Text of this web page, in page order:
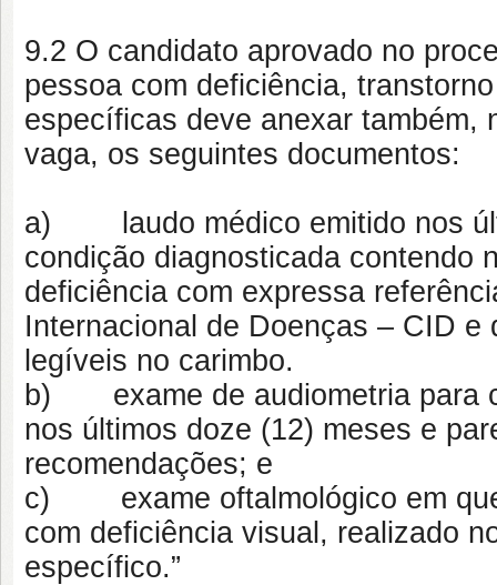
9.2 O candidato aprovado no
pessoa com deficiência,
específicas deve anexar também,
vaga, os seguintes documentos:
a) laudo médico emitido nos
condição diagnosticada contendo
deficiência com expressa
Internacional de Doenças – CID
legíveis no carimbo.
b) exame de audiometria para
nos últimos doze (12) meses e
recomendações; e
c) exame oftalmológico em que
com deficiência visual, realizado
específico.”